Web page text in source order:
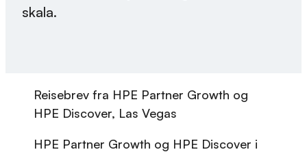
skala.
Reisebrev fra HPE Partner Growth og
HPE Discover, Las Vegas
HPE Partner Growth og HPE Discover i